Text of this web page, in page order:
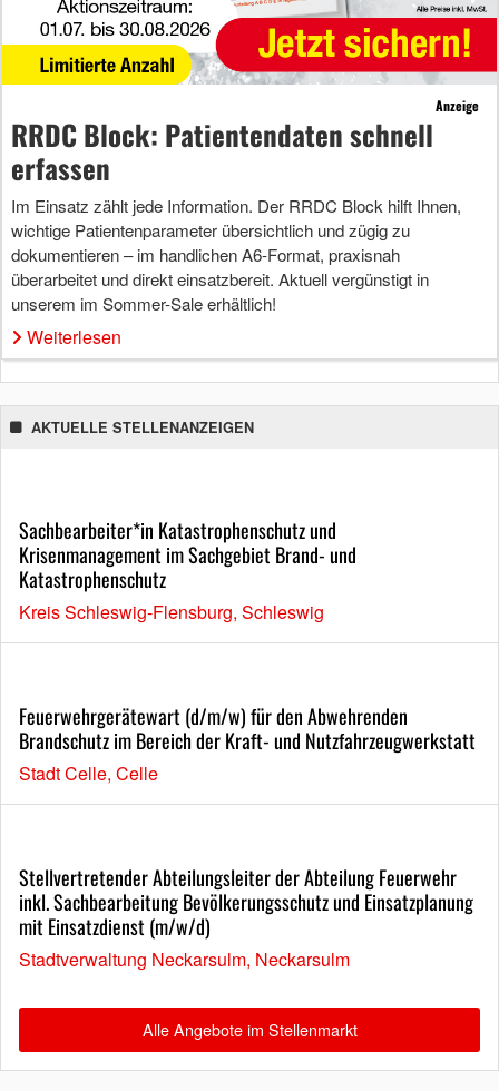
Anzeige
RRDC Block: Patientendaten schnell
erfassen
Im Einsatz zählt jede Information. Der RRDC Block hilft Ihnen,
wichtige Patientenparameter übersichtlich und zügig zu
dokumentieren – im handlichen A6-Format, praxisnah
überarbeitet und direkt einsatzbereit. Aktuell vergünstigt in
unserem im Sommer-Sale erhältlich!
Weiterlesen
AKTUELLE STELLENANZEIGEN
Sachbearbeiter*in Katastrophenschutz und
Krisenmanagement im Sachgebiet Brand- und
Katastrophenschutz
Kreis Schleswig-Flensburg, Schleswig
Feuerwehrgerätewart (d/m/w) für den Abwehrenden
Brandschutz im Bereich der Kraft- und Nutzfahrzeugwerkstatt
Stadt Celle, Celle
Stellvertretender Abteilungsleiter der Abteilung Feuerwehr
inkl. Sachbearbeitung Bevölkerungsschutz und Einsatzplanung
mit Einsatzdienst (m/w/d)
Stadtverwaltung Neckarsulm, Neckarsulm
Alle Angebote im Stellenmarkt